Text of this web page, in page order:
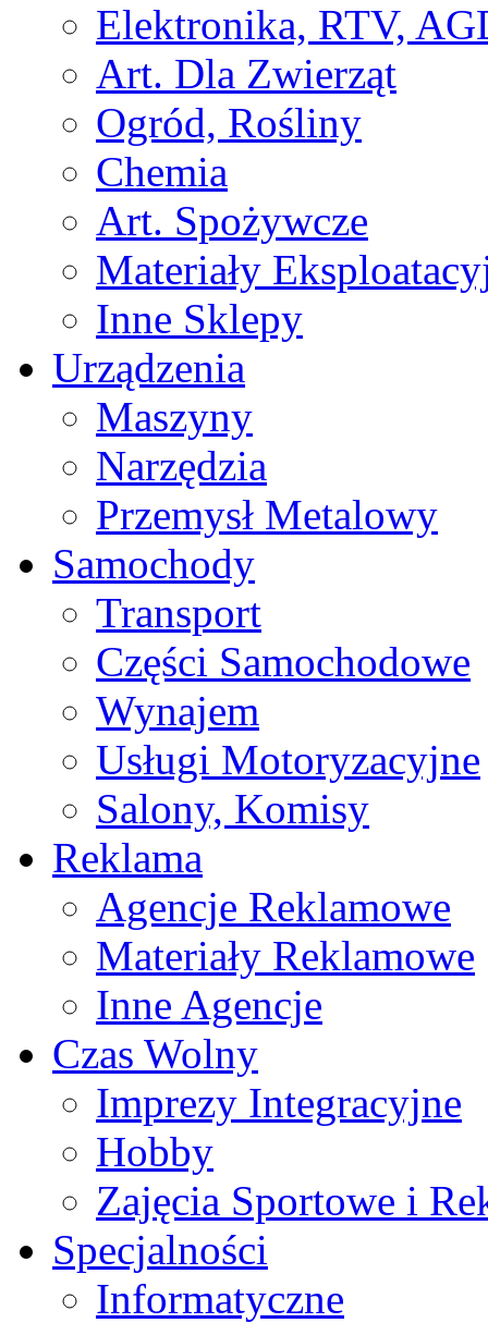
Elektronika, RTV,
Art. Dla Zwierząt
Ogród, Rośliny
Chemia
Art. Spożywcze
Materiały
Inne Sklepy
Urządzenia
Maszyny
Narzędzia
Przemysł Metalowy
Samochody
Transport
Części Samochodowe
Wynajem
Usługi Motoryzacyjne
Salony, Komisy
Reklama
Agencje Reklamowe
Materiały Reklamowe
Inne Agencje
Czas Wolny
Imprezy Integracyjne
Hobby
Zajęcia Sportowe i
Specjalności
Informatyczne